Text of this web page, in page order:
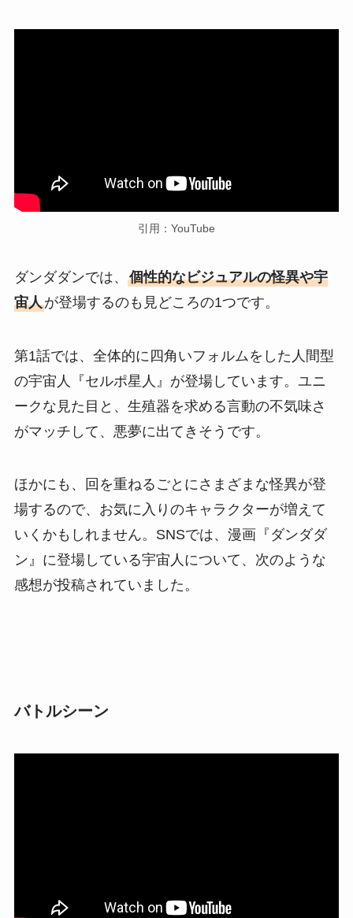
引用：YouTube
ダンダダンでは、 個性的なビジュアルの怪異や宇
宙人が登場するのも見どころの1つです。
第1話では、全体的に四角いフォルムをした人間型
の宇宙人『セルポ星人』が登場しています。ユニ
ークな見た目と、生殖器を求める言動の不気味さ
がマッチして、悪夢に出てきそうです。
ほかにも、回を重ねるごとにさまざまな怪異が登
場するので、お気に入りのキャラクターが増えて
いくかもしれません。SNSでは、漫画『ダンダダ
ン』に登場している宇宙人について、次のような
感想が投稿されていました。
バトルシーン